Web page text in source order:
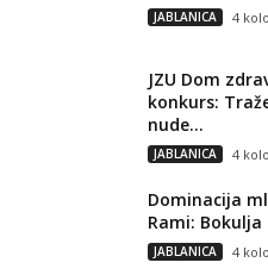
JABLANICA 4
JZU Dom
konkurs:
nude...
JABLANICA 4
Dominacija
Rami:
JABLANICA 4